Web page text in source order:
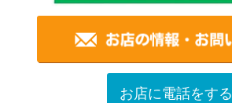
お店に電話をする